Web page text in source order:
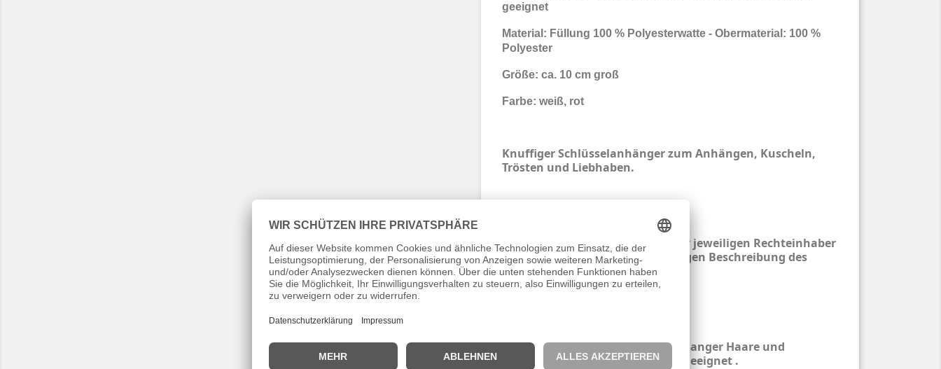
geeignet
Material: Füllung 100 % Polyesterwatte - Obermaterial: 100 %
Polyester
Größe: ca. 10 cm groß
Farbe: weiß, rot
Knuffiger Schlüsselanhänger zum Anhängen, Kuscheln,
Trösten und Liebhaben.
Markennamen sind Eigentum der jeweiligen Rechteinhaber
und dienen hier nur zur eindeutigen Beschreibung des
angebotenen Artikels.
Für Kinder unter 3 Jahren wegen langer Haare und
verschluckbarer Kleinteile nicht geeignet .